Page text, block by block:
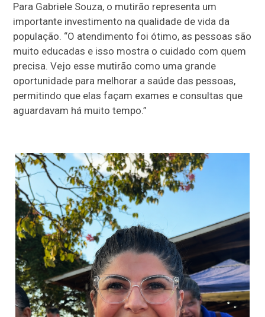
Para Gabriele Souza, o mutirão representa um
importante investimento na qualidade de vida da
população. “O atendimento foi ótimo, as pessoas são
muito educadas e isso mostra o cuidado com quem
precisa. Vejo esse mutirão como uma grande
oportunidade para melhorar a saúde das pessoas,
permitindo que elas façam exames e consultas que
aguardavam há muito tempo.”